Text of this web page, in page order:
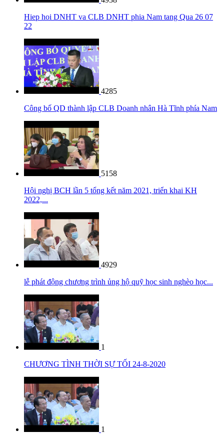
Hiep hoi DNHT va CLB DNHT phia Nam tang Qua 26 07
22
4285
Công bố QD thành lập CLB Doanh nhân Hà Tĩnh phía Nam
5158
Hội nghị BCH lần 5 tổng kết năm 2021, triển khai KH
2022,...
4929
lễ phát động chương trình ủng hộ quỹ học sinh nghèo học...
1
CHƯƠNG TÌNH THỜI SỰ TỐI 24-8-2020
1